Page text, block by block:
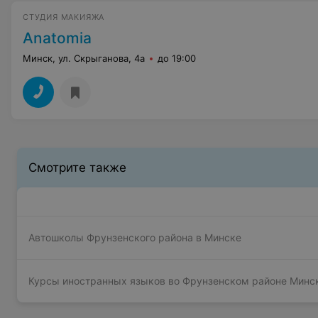
СТУДИЯ МАКИЯЖА
Anatomia
Минск, ул. Скрыганова, 4а до 19:00
Смотрите также
Автошколы Фрунзенского района в Минске
Курсы иностранных языков во Фрунзенском районе